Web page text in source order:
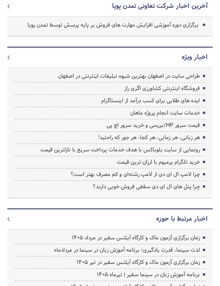
آخرین اخبار شرکت تعاونی تمدن پویا
برگزاری دوره آموزشی افزایش مهارت های فروش بر پایه پرسش توسط تمدن پویا
اخبار ویژه
طراحی سایت در اصفهان بهترین شیوه تبلیغات اینترنتی در اصفهان
فروشگاه اینترنتی کشاورزی اگری راز
ایده های طلایی برای کسب درآمد از اینستاگرام
خدمات سایت انجام پروژه ماهان
قیمت سرور HP/بررسی و خرید سرور اچ پی
هر زبانی، هر زمانی، هر کجا، هر جور که راحتید!
رونمایی از سایت بلوباکس با هدف خدمات پرداخت سریع با نازلترین قیمت
خرید تلگرام پرمیوم با ارزان ترین قیمت
چرا لامپ ال ای دی از لامپ رشته‌ای و کم مصرف بهتر است؟
چرا پنل های ال ای دی سقفی فروش خوبی دارند؟
اخبار مرتبط با حوزه
زمان برگزاری آزمون ماک و کارگاه آیلتس سفیر در مرداد 1405
لذت سینما، قدرت یادگیری؛ برنامه آموزش زبان در سینما در مردادماه
زمان برگزاری آزمون ماک و کارگاه آیلتس سفیر در تیر 1405
برنامه آموزش زبان در سینما سفیر | تیرماه ۱۴۰۵